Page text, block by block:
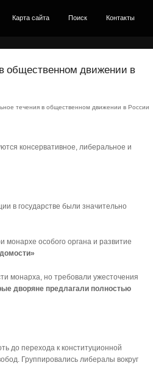
Карта сайта Поиск Контакты
общественном движении в
течения в общественном движении в России
консервативное, либеральное и
в государстве были значительно
монархе особого органа и развитие
монарха, но требовали ужесточения
дворяне предлагали полностью
до перехода к конституционной
Группировались либералы вокруг